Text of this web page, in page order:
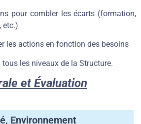
pour combler les écarts (formation,
etc.)
les actions en fonction des besoins
les niveaux de la Structure.
et Évaluation
Environnement